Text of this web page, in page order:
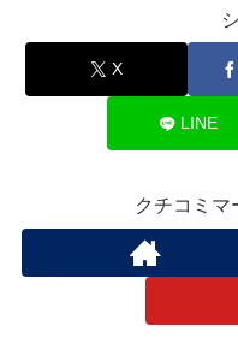
X
LINE
クチコミマ